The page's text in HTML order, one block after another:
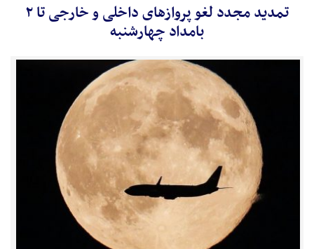
تمدید مجدد لغو پروازهای داخلی و خارجی تا ۲
بامداد چهارشنبه